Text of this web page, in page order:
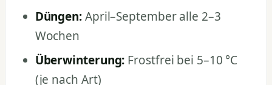
Düngen:April–September alle 2–3
Wochen
Überwinterung: Frostfrei bei 5–10 °C
(je nach Art)